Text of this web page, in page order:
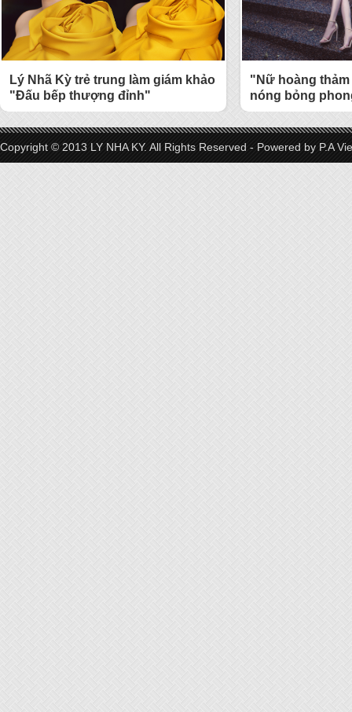
Lý Nhã Kỳ trẻ trung làm giám khảo
"Đấu bếp thượng đỉnh"
"Nữ hoàng
nóng bỏng
Copyright © 2013 LY NHA KY. All Rights Reserved - Powered by P.A